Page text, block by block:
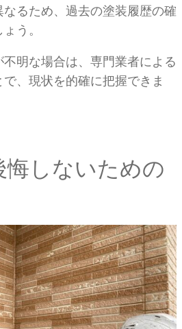
るため、過去の塗装履歴の確
う。
明な場合は、専門業者による
、現状を的確に把握できま
悔しないための